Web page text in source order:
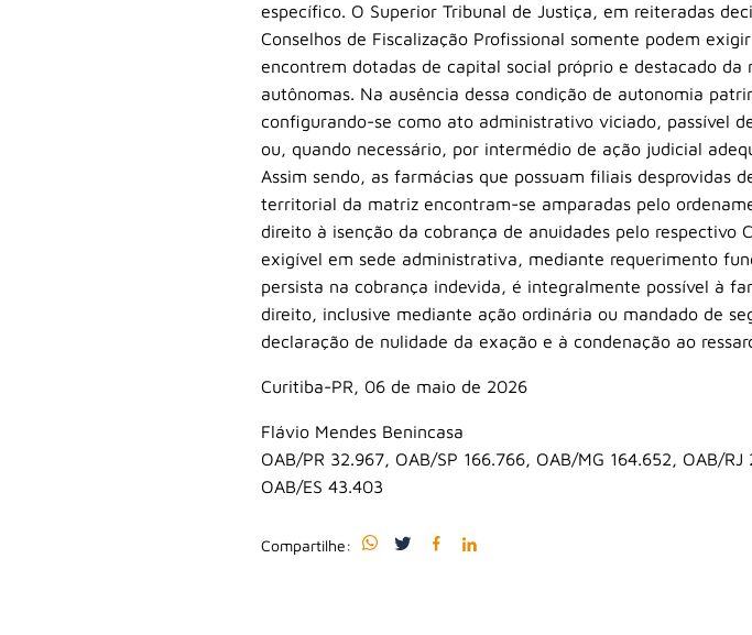
específico. O Superior Tribunal de Justiça, em reiteradas
Conselhos de Fiscalização Profissional somente podem
encontrem dotadas de capital social próprio e destacado
autônomas. Na ausência dessa condição de autonomia
configurando-se como ato administrativo viciado, passível
ou, quando necessário, por intermédio de ação judicial
Assim sendo, as farmácias que possuam filiais desprovidas
territorial da matriz encontram-se amparadas pelo
direito à isenção da cobrança de anuidades pelo respectivo
exigível em sede administrativa, mediante requerimento
persista na cobrança indevida, é integralmente possível à
direito, inclusive mediante ação ordinária ou mandado de
declaração de nulidade da exação e à condenação ao
Curitiba-PR, 06 de maio de 2026
Flávio Mendes Benincasa
OAB/PR 32.967, OAB/SP 166.766, OAB/MG 164.652, OAB/
OAB/ES 43.403
Compartilhe: